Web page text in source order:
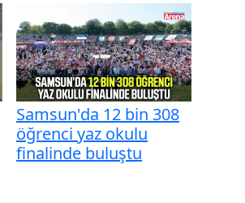
Samsun'da 12 bin 308
öğrenci yaz okulu
finalinde buluştu